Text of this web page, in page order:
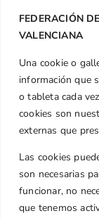
FEDERACIÓN
VALENCIANA
Una cookie o
información que
o tableta cada
cookies son
externas que
Las cookies
son necesarias
funcionar, no
que tenemos
Centre de
Caballero,